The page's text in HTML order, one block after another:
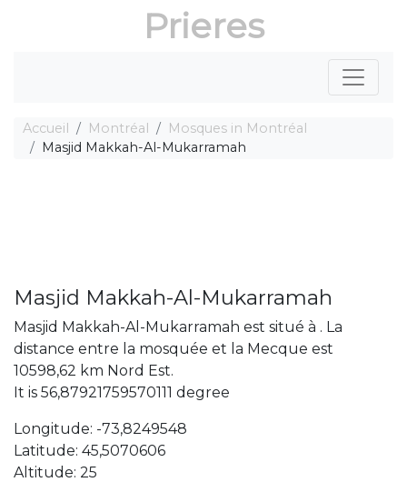
Prieres
Accueil Montréal
Mosques in Montréal
Masjid Makkah-Al-Mukarramah
Masjid Makkah-Al-Mukarramah
Masjid Makkah-Al-Mukarramah est situé à . La
distance entre la mosquée et la Mecque est
10598,62 km Nord Est.
It is 56,87921759570111 degree
Longitude: -73,8249548
Latitude: 45,5070606
Altitude: 25